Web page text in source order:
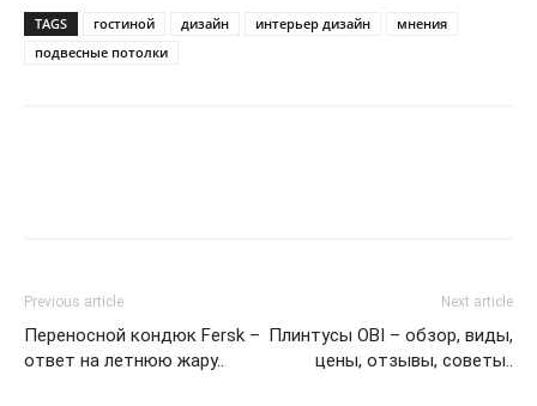
TAGS гостиной дизайн интерьер дизайн
мнения
подвесные потолки
Previous article
Переносной кондюк Fersk –
ответ на летнюю жару..
Next article
Плинтусы OBI – обзор, виды,
цены, отзывы, советы..